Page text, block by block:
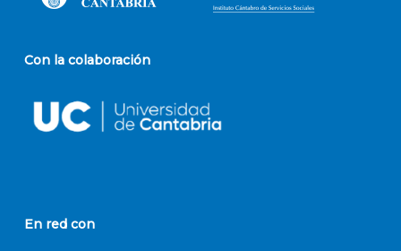
Con la colaboración
En red con